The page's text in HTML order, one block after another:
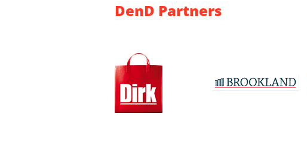
DenD Partners